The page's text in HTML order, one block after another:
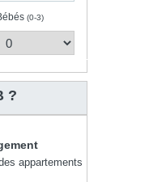
(0-3)
?
appartements